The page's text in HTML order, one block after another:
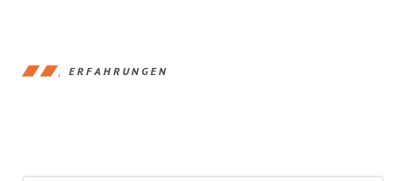
ERFAHRUNGEN